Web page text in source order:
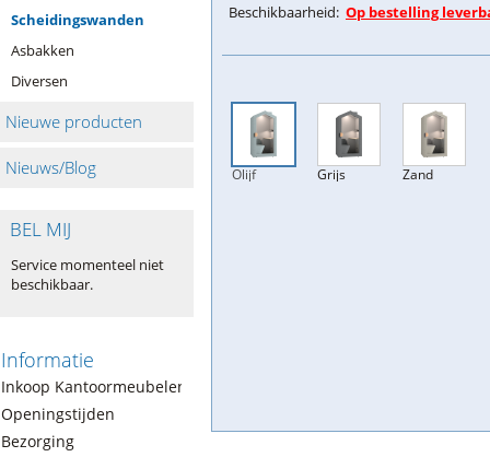
Scheidingswanden
Asbakken
Diversen
Nieuwe producten
Nieuws/Blog
BEL MIJ
Service momenteel niet
beschikbaar.
Informatie
Inkoop Kantoormeubelen
Openingstijden
Bezorging
Beschikbaarheid: Op bestelling
Olijf Grijs Zand